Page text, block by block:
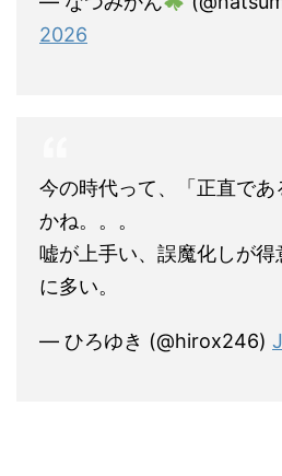
2026
今の時代って、「正直で
かね。。。
嘘が上手い、誤魔化しが
に多い。
— ひろゆき (@hirox246)